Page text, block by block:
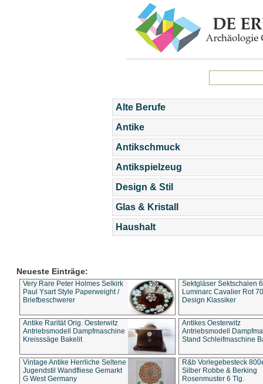
Alte Berufe
Antike
Antikschmuck
Antikspielzeug
Design & Stil
Glas & Kristall
Haushalt
Neueste Einträge:
Very Rare Peter Holmes Selkirk
Paul Ysart Style Paperweight /
Briefbeschwerer
Sektgläser Sektschalen
Luminarc Cavalier Rot
Design Klassiker
Antike Rarität Orig. Oesterwitz
Antriebsmodell Dampfmaschine
Kreisssäge Bakelit
Antikes Oesterwitz
Antriebsmodell
Stand Schleifmaschine
Vintage Antike Herrliche Seltene
Jugendstil Wandfliese Gemarkt
G West Germany
R&b Vorlegebesteck
Silber Robbe & Berking
Rosenmuster 6 Tlg.